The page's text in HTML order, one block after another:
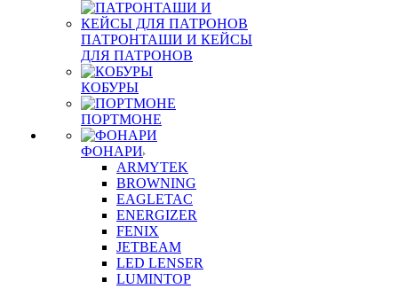
ПАТРОНТАШИ И КЕЙСЫ
ДЛЯ ПАТРОНОВ
КОБУРЫ
ПОРТМОНЕ
ФОНАРИ
ARMYTEK
BROWNING
EAGLETAC
ENERGIZER
FENIX
JETBEAM
LED LENSER
LUMINTOP